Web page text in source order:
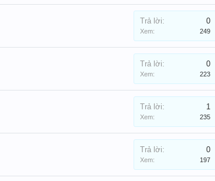
Trả lời: 0
Xem: 249
Trả lời: 0
Xem: 223
Trả lời: 1
Xem: 235
Trả lời: 0
Xem: 197